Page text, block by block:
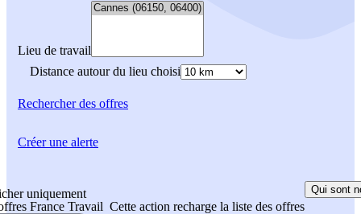
Lieu de travail
Distance autour du lieu choisi
Rechercherdes offres
uniquement
France Travail Cette action recharge la liste des offres
Qui sont
Créer une alerte